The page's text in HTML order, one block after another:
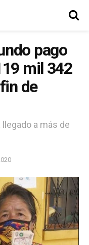
pago
mil 342
de
a más de